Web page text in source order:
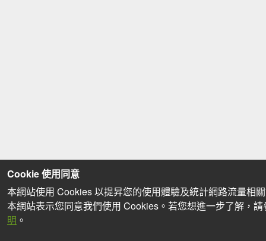
Cookie 使用同意
本網站使用 Cookies 以提昇您的使用體驗及統計網路流量相
本網站表示您同意我們使用 Cookies。若您想進一步了解，
明 。